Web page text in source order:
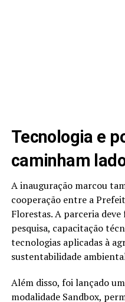
Tecnologia e
caminham
A inauguração marcou
cooperação entre a
Florestas. A parceria
pesquisa, capacitação
tecnologias aplicadas à
sustentabilidade
Além disso, foi lançado
modalidade Sandbox,